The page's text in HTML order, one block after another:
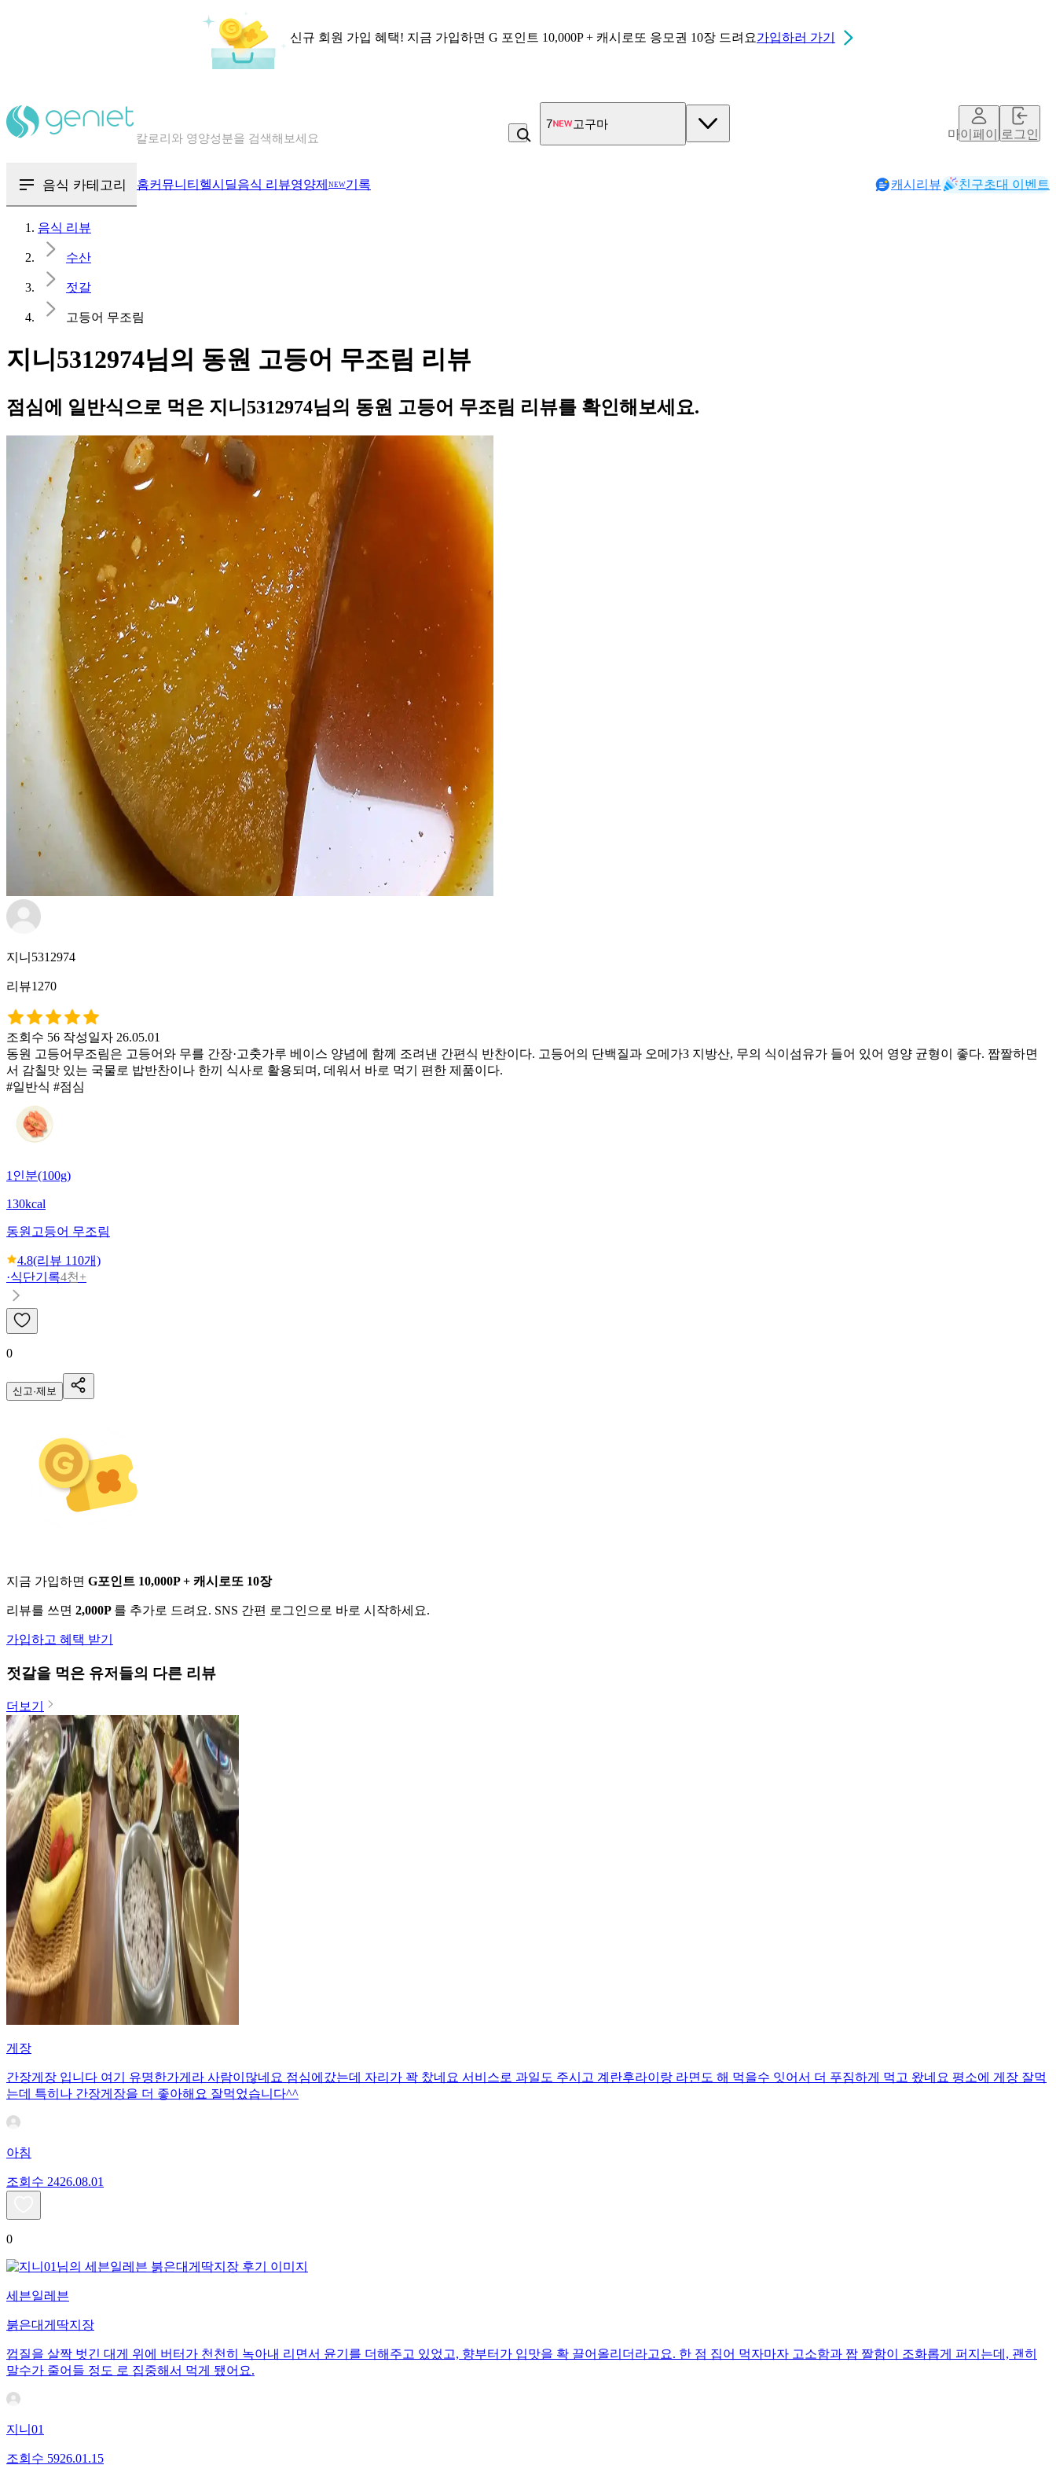
신규 회원 가입 혜택! 지금 가입하면 G 포인트 10,000P + 캐시로또 응모권 10장 드려요가입하러 가기
혈당 · 다이어트 음식 검색해보세요
7 고구마
마이페이지로그인
음식 카테고리 홈커뮤니티 헬시딜음식 리뷰영양제 NEW기록 캐시리뷰 친구초대 이벤트
음식 리뷰
수산
젓갈
고등어 무조림
지니5312974님의 동원 고등어 무조림 리뷰
점심에 일반식으로 먹은 지니5312974님의 동원 고등어 무조림 리뷰를 확인해보세요.
지니5312974
리뷰1270
조회수 56 작성일자 26.05.01
동원 고등어무조림은 고등어와 무를 간장·고춧가루 베이스 양념에 함께 조려낸 간편식 반찬이다. 고등어의 단백질과 오메가3 지방산, 무의 식이섬유가 들어 있어 영양 균형이 좋다. 짭짤하면
서 감칠맛 있는 국물로 밥반찬이나 한끼 식사로 활용되며, 데워서 바로 먹기 편한 제품이다.
#일반식 #점심
1인분(100g)
130kcal
동원 고등어 무조림
4.8(리뷰 110개)
·식단기록4천+
0
신고·제보
지금 가입하면 G포인트 10,000P + 캐시로또 10장
리뷰를 쓰면 2,000P 를 추가로 드려요. SNS 간편 로그인으로 바로 시작하세요.
가입하고 혜택 받기
젓갈을 먹은 유저들의 다른 리뷰
더보기
게장
간장게장 입니다 여기 유명한가게라 사람이많네요 점심에갔는데 자리가 꽉 찼네요 서비스로 과일도 주시고 계란후라이랑 라면도 해 먹을수 잇어서 더 푸짐하게 먹고 왔네요 평소에 게장 잘먹
는데 특히나 간장게장을 더 좋아해요 잘먹었습니다^^
아침
조회수 2426.08.01
0
세븐일레븐
붉은대게딱지장
껍질을 살짝 벗긴 대게 위에 버터가 천천히 녹아내 리면서 윤기를 더해주고 있었고, 향부터가 입맛을 확 끌어올리더라고요. 한 점 집어 먹자마자 고소함과 짭 짤함이 조화롭게 퍼지는데, 괜히
말수가 줄어들 정도 로 집중해서 먹게 됐어요.
지니01
조회수 5926.01.15